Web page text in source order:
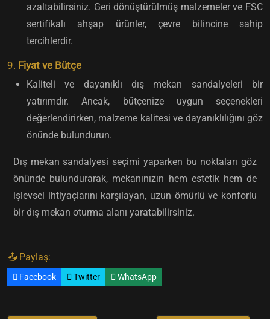
azaltabilirsiniz. Geri dönüştürülmüş malzemeler ve FSC
sertifikalı ahşap ürünler, çevre bilincine sahip
tercihlerdir.
9. Fiyat ve Bütçe
Kaliteli ve dayanıklı dış mekan sandalyeleri bir
yatırımdır. Ancak, bütçenize uygun seçenekleri
değerlendirirken, malzeme kalitesi ve dayanıklılığını göz
önünde bulundurun.
Dış mekan sandalyesi seçimi yaparken bu noktaları göz
önünde bulundurarak, mekanınızın hem estetik hem de
işlevsel ihtiyaçlarını karşılayan, uzun ömürlü ve konforlu
bir dış mekan oturma alanı yaratabilirsiniz.
📤 Paylaş:
Facebook Twitter WhatsApp